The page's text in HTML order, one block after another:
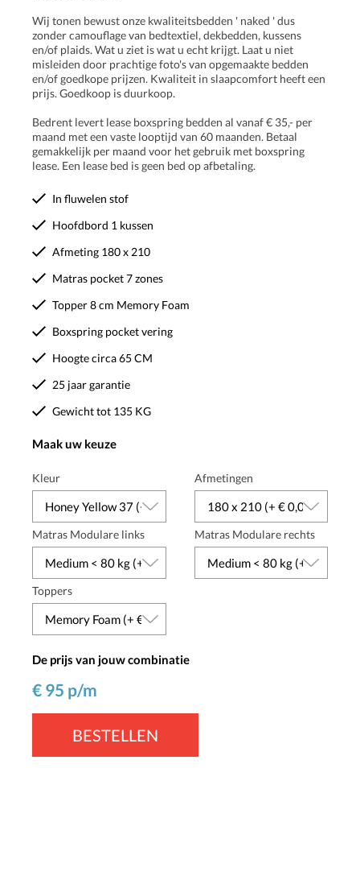
Wij tonen bewust onze kwaliteitsbedden ' naked ' dus
zonder camouflage van bedtextiel, dekbedden, kussens
en/of plaids. Wat u ziet is wat u echt krijgt. Laat u niet
misleiden door prachtige foto's van opgemaakte bedden
en/of goedkope prijzen. Kwaliteit in slaapcomfort heeft een
prijs. Goedkoop is duurkoop.
Bedrent levert lease boxspring bedden al vanaf € 35,- per
maand met een vaste looptijd van 60 maanden. Betaal
gemakkelijk per maand voor het gebruik met boxspring
lease. Een lease bed is geen bed op afbetaling.
In fluwelen stof
Hoofdbord 1 kussen
Afmeting 180 x 210
Matras pocket 7 zones
Topper 8 cm Memory Foam
Boxspring pocket vering
Hoogte circa 65 CM
25 jaar garantie
Gewicht tot 135 KG
Maak uw keuze
Kleur Afmetingen
Matras Modulare links Matras Modulare rechts
Toppers
De prijs van jouw combinatie
€ 95 p/m
BESTELLEN